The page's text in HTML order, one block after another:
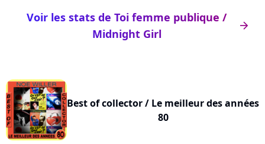
arrow_right
Voir les stats de Toi femme publique /
Midnight Girl
Best of collector / Le meilleur des années
80